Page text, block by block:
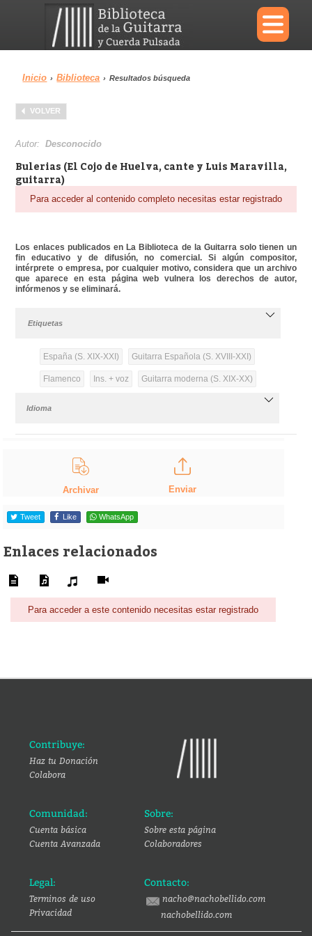
×
Menu
Biblioteca
Área personal Reproductor
Inicio › Biblioteca › Resultados búsqueda
VOLVER
Autor:Desconocido
Bulerias (El Cojo de Huelva, cante y Luis Maravilla,
guitarra)
Para acceder al contenido completo necesitas estar registrado
Los enlaces publicados en La Biblioteca de la Guitarra solo tienen un
fin educativo y de difusión, no comercial. Si algún compositor,
intérprete o empresa, por cualquier motivo, considera que un archivo
que aparece en esta página web vulnera los derechos de autor,
infórmenos y se eliminará.
Etiquetas
España (S. XIX-XXI) Guitarra Española (S. XVIII-XXI)
Flamenco Ins. + voz Guitarra moderna (S. XIX-XX)
Idioma
Archivar Enviar
Tweet Like WhatsApp
Enlaces relacionados
Para acceder a este contenido necesitas estar registrado
Contribuye:
Haz tu Donación
Colabora
Comunidad:
Cuenta básica
Cuenta Avanzada
Sobre:
Sobre esta página
Colaboradores
Legal:
Terminos de uso
Privacidad
Contacto:
nacho@nachobellido.com
nachobellido.com